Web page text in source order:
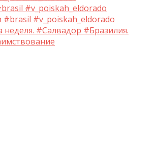
#v_poiskah_eldorado